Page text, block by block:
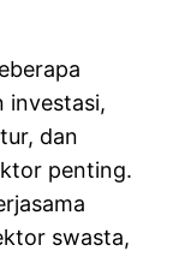
investasi,
dan
penting.
swasta,